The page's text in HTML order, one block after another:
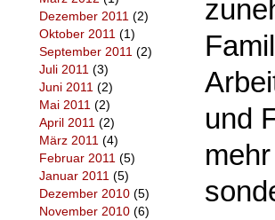
Dezember 2011 (2)
Oktober 2011 (1)
September 2011 (2)
Juli 2011 (3)
Juni 2011 (2)
Mai 2011 (2)
April 2011 (2)
März 2011 (4)
Februar 2011 (5)
Januar 2011 (5)
Dezember 2010 (5)
November 2010 (6)
und